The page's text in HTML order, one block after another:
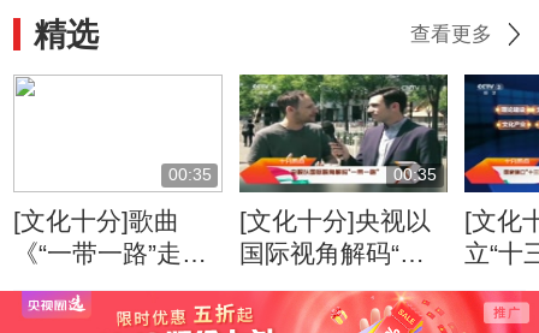
精选 查看更多
00:35
[文化十分]歌曲
《“一带一路”走起
来》发布
00:35
[文化十分]央视以
国际视角解码“一
带一路”
[文化
立“十
化发
要目标